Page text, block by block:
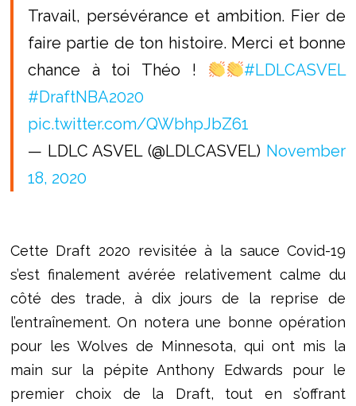
Travail, persévérance et ambition. Fier de
faire partie de ton histoire. Merci et bonne
chance à toi Théo !
#LDLCASVEL
#DraftNBA2020
pic.twitter.com/QWbhpJbZ61
— LDLC ASVEL (@LDLCASVEL) November
18, 2020
Cette Draft 2020 revisitée à la sauce Covid-19
s’est finalement avérée relativement calme du
côté des trade, à dix jours de la reprise de
l’entraînement. On notera une bonne opération
pour les Wolves de Minnesota, qui ont mis la
main sur la pépite Anthony Edwards pour le
premier choix de la Draft, tout en s’offrant